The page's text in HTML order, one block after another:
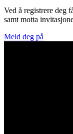
Ved å registrere deg
samt motta
Meld deg på